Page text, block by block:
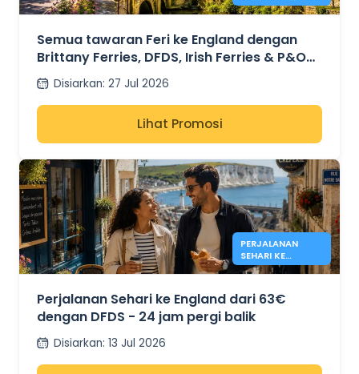
ENGLAND DARI
Semua tawaran Feri ke England dengan
Brittany Ferries, DFDS, Irish Ferries & P&O
Ferries – dari 41€
Disiarkan: 27 Jul 2026
Lihat Promosi
PERJALANAN
SEHARI KE
ENGLAND DARI
Perjalanan Sehari ke England dari 63€
dengan DFDS - 24 jam pergi balik
Disiarkan: 13 Jul 2026